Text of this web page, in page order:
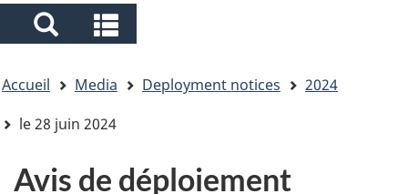
Search
and
menus
and
menus
êtes
ici
Accueil Media Deployment notices
2024
le 28 juin 2024
Avis de déploiement